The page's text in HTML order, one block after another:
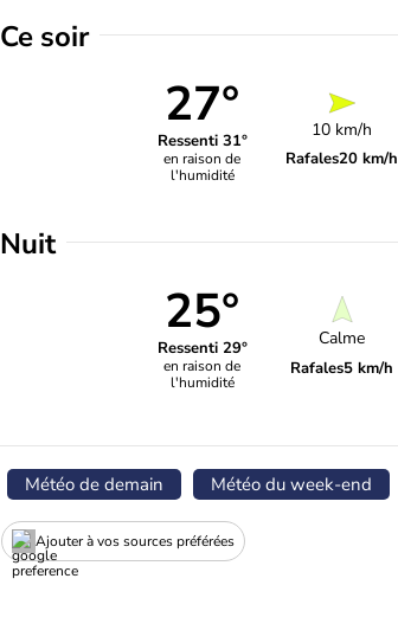
Ce soir
27°
Ressenti 31°
en raison de
l'humidité
10 km/h
Rafales20 km/h
Nuit
25°
Ressenti 29°
en raison de
l'humidité
Calme
Rafales5 km/h
Météo de demain Météo du week-end
Ajouter à vos sources préférées